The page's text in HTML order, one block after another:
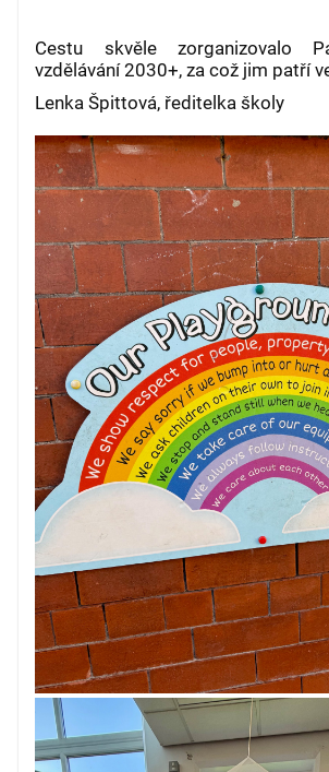
Cestu skvěle zorganizovalo
vzdělávání 2030+, za což jim patří
Lenka Špittová, ředitelka školy